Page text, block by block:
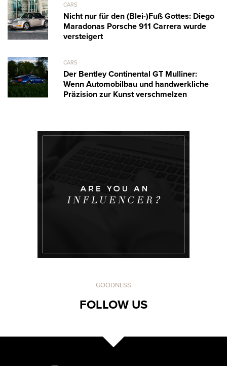
CARS
Nicht nur für den (Blei-)Fuß Gottes: Diego
Maradonas Porsche 911 Carrera wurde
versteigert
CARS
Der Bentley Continental GT Mulliner:
Wenn Automobilbau und handwerkliche
Präzision zur Kunst verschmelzen
GOODNESS
FOLLOW US